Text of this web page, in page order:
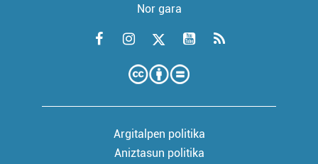
Nor gara
Argitalpen politika
Aniztasun politika